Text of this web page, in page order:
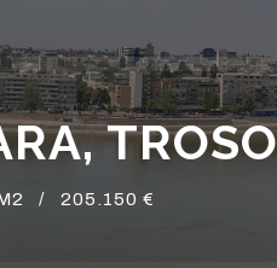
/ 205.150 €